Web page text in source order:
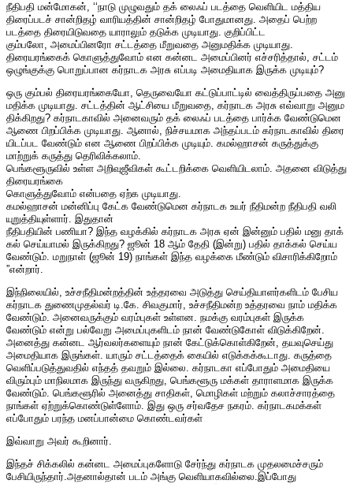
நீதிபதி மன்​மோகன், ‘‘நாடு முழு​வதும் தக் லைஃப் படத்தை வெளி​யிட மத்​திய
திரைப்​படச் சான்​றிதழ் வாரி​யத்​தின் சான்​றிதழ் போது​மானது. அதைப் பெற்ற
படத்தை திரை​யிடு​வதை யாராலும் தடுக்க முடி​யாது. குறிப்​பிட்ட
கும்​பலோ, அமைப்​பினரோ சட்​டத்தை மீறு​வதை அனு​ம​திக்க முடி​யாது.
திரையரங்கைக் கொளுத்​து​வோம் என கன்னட அமைப்​பினர் எச்​சரித்​தால், சட்​டம்
ஒழுங்குக்கு பொறுப்​பான கர்​நாடக அரசு எப்​படி அமை​தி​யாக இருக்க முடி​யும்?
ஒரு கும்​பல் திரையரங்​கையோ, தெரு​வையோ கட்​டுப்​பாட்​டில் வைத்​திருப்​பதை அனு​
ம​திக்க முடி​யாது. சட்​டத்​தின் ஆட்​சியை மீறு​வதை, கர்​நாடக அரசு எவ்​வாறு அனு​ம​
திக்​கிறது? கர்​நாட​கா​வில் அனை​வரும் தக் லைஃப் படத்தை பார்க்க வேண்​டுமென
ஆணை பிறப்​பிக்க முடி​யாது. ஆனால், நிச்​சய​மாக அந்​தப்படம் கர்​நாட​கா​வில் திரை​
யிடப்பட வேண்​டும் என ஆணை பிறப்​பிக்க முடி​யும். கமல்​ஹாசன் கருத்​துக்கு
மாற்றுக் கருத்து தெரிவிக்​கலாம்.
பெங்​களூரு​வில் உள்ள அறி​வுஜீவி​கள் கூட்​டறிக்கை வெளி​யிடலாம். அதனை விடுத்து
திரையரங்கை
கொளுத்​து​வோம் என்​பதை ஏற்க முடி​யாது.
கமல்​ஹாசன் மன்​னிப்பு கேட்க வேண்​டுமென கர்​நாடக உயர் நீதி​மன்ற நீதிபதி வலி​
யுறுத்​தி​யுள்​ளார். இது​தான்
நீதிப​தி​யின் பணி​யா? இந்த வழக்​கில் கர்​நாடக அரசு ஏன் இன்​னும் பதில் மனு தாக்​
கல் செய்​யாமல் இருக்​கிறது? ஜூன் 18 ஆம் தேதி (இன்​று) பதில் தாக்​கல் செய்ய
வேண்​டும். மறு​நாள் (ஜூன் 19) நாங்​கள் இந்த வழக்கை மீண்​டும் விசா​ரிக்​கிறோம்​
”என்​றார்​.
இந்நிலையில், உச்சநீதிமன்றத்தின் உத்தரவை அடுத்து செய்தியாளர்களிடம் பேசிய
கர்நாடக துணைமுதல்வர் டி.கே. சிவகுமார், உச்சநீதிமன்ற உத்தரவை நாம் மதிக்க
வேண்டும். அனைவருக்கும் வரம்புகள் உள்ளன. நமக்கு வரம்புகள் இருக்க
வேண்டும் என்று பல்வேறு அமைப்புகளிடம் நான் வேண்டுகோள் விடுக்கிறேன்.
அனைத்து கன்னட ஆர்வலர்களையும் நான் கேட்டுக்கொள்கிறேன், தயவுசெய்து
அமைதியாக இருங்கள். யாரும் சட்டத்தைக் கையில் எடுக்கக்கூடாது. கருத்தை
வெளிப்படுத்துவதில் எந்தத் தவறும் இல்லை. கர்நாடகா எப்போதும் அமைதியை
விரும்பும் மாநிலமாக இருந்து வருகிறது, பெங்களூரு மக்கள் தாராளமாக இருக்க
வேண்டும். பெங்களூரில் அனைத்து சாதிகள், மொழிகள் மற்றும் கலாச்சாரத்தை
நாங்கள் ஏற்றுக்கொண்டுள்ளோம். இது ஒரு சர்வதேச நகரம். கர்நாடகமக்கள்
எப்போதும் பரந்த மனப்பான்மை கொண்டவர்கள்
இவ்வாறு அவர் கூறினார்.
இந்தச் சிக்கலில் கன்னட அமைப்புகளோடு சேர்ந்து கர்நாடக முதலமைச்சரும்
பேசியிருந்தார்.அதனால்தான் படம் அங்கு வெளியாகவில்லை.இப்போது